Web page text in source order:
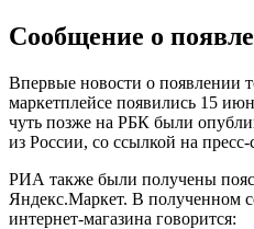
Сообщение о
Впервые новости о появлении
маркетплейсе появились 15
чуть позже на РБК были
из России, со ссылкой на
РИА также были получены
Яндекс.Маркет. В полученном
интернет-магазина говорится: